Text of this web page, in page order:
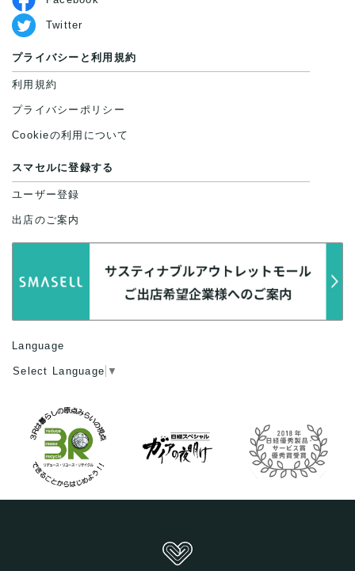
Twitter
プライバシーと利用規約
利用規約
プライバシーポリシー
Cookieの利用について
スマセルに登録する
ユーザー登録
出店のご案内
Language
Select Language ▼